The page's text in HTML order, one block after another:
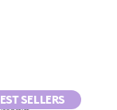
SELLERS